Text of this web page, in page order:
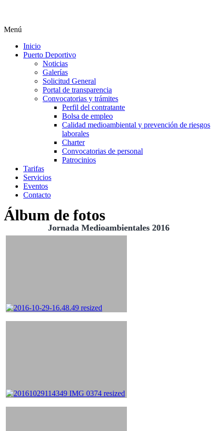
Menú
Inicio
Puerto Deportivo
Noticias
Galerías
Solicitud General
Portal de transparencia
Convocatorias y trámites
Perfil del contratante
Bolsa de empleo
Calidad medioambiental y prevención de riesgos
laborales
Charter
Convocatorias de personal
Patrocinios
Tarifas
Servicios
Eventos
Contacto
Álbum de fotos
Jornada Medioambientales 2016